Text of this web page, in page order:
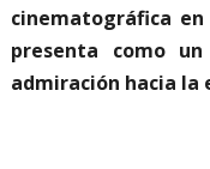
cinematográfica
presenta como
admiración hacia la